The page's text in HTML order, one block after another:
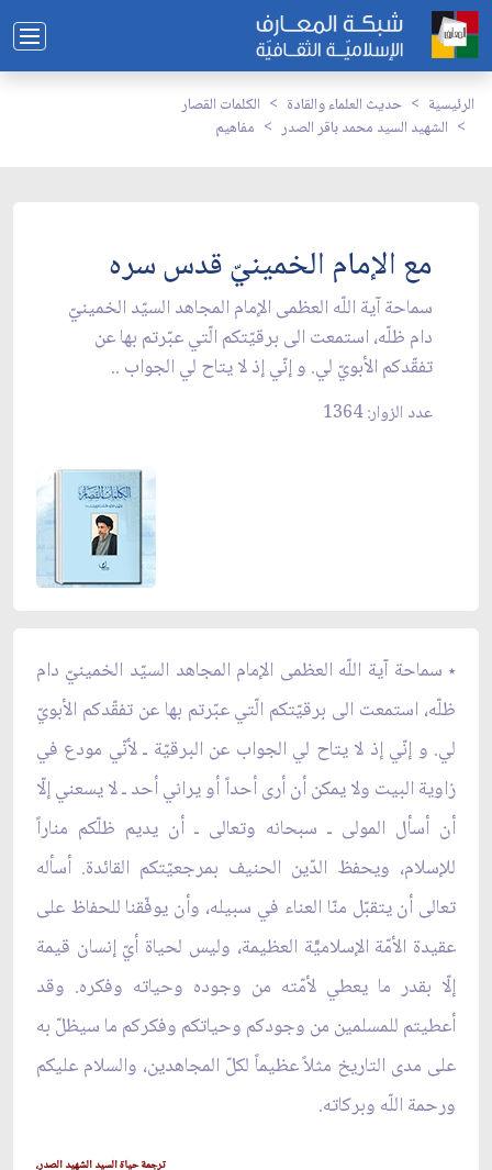
الرئيسية حديث العلماء والقادة
الكلمات القصار
الشهيد السيد محمد باقر الصدر
مفاهيم
مع الإمام الخمينيّ قدس سره
سماحة آية اللّه العظمى الإمام المجاهد السيّد الخمينيّ
دام ظلّه، استمعت الى برقيّتكم الّتي عبّرتم بها عن
تفقّدكم الأبويّ لي. و إنّي إذ لا يتاح لي الجواب ..
عدد الزوار: 1364
٭ سماحة آية اللّه العظمى الإمام المجاهد السيّد الخمينيّ دام
ظلّه، استمعت الى برقيّتكم الّتي عبّرتم بها عن تفقّدكم الأبويّ
لي. و إنّي إذ لا يتاح لي الجواب عن البرقيّة ـ لأنّي مودع في
زاوية البيت ولا يمكن أن أرى أحداً أو يراني أحد ـ لا يسعني إلّا
أن أسأل المولى ـ سبحانه وتعالى ـ أن يديم ظلّكم مناراً
للإسلام، ويحفظ الدّين الحنيف بمرجعيّتكم القائدة. أسأله
تعالى أن يتقبّل منّا العناء في سبيله، وأن يوفّقنا للحفاظ على
عقيدة الأمّة الإسلاميّّة العظيمة، وليس لحياة أيّ إنسان قيمة
إلّا بقدر ما يعطي لأمّته من وجوده وحياته وفكره. وقد
أعطيتم للمسلمين من وجودكم وحياتكم وفكركم ما سيظلّ به
على مدى التاريخ مثلاً عظيماً لكلّ المجاهدين، والسلام عليكم
ورحمة اللّه وبركاته.
ترجمة حياة السيد الشهيد الصدر،